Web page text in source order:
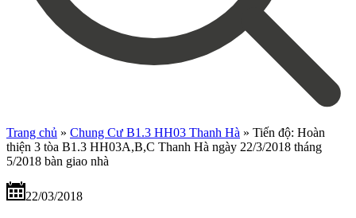
Trang chủ » Chung Cư B1.3 HH03 Thanh Hà » Tiến độ: Hoàn
thiện 3 tòa B1.3 HH03A,B,C Thanh Hà ngày 22/3/2018 tháng
5/2018 bàn giao nhà
22/03/2018